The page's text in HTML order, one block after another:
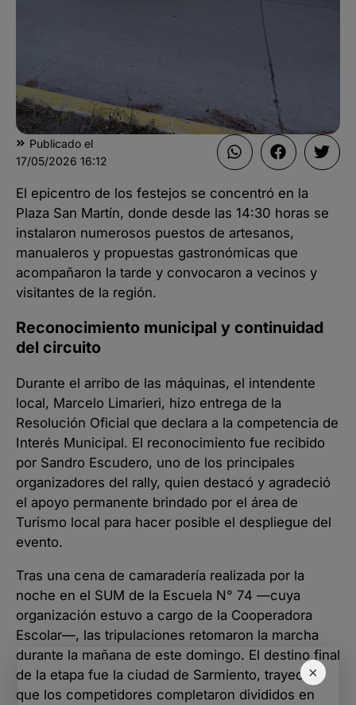
×
Publicado el
17/05/2026 16:12
El epicentro de los festejos se concentró en la
Plaza San Martín, donde desde las 14:30 horas se
instalaron numerosos puestos de artesanos,
manualeros y propuestas gastronómicas que
acompañaron la tarde y convocaron a vecinos y
visitantes de la región.
Reconocimiento municipal y continuidad
del circuito
Durante el arribo de las máquinas, el intendente
local, Marcelo Limarieri, hizo entrega de la
Resolución Oficial que declara a la competencia de
Interés Municipal. El reconocimiento fue recibido
por Sandro Escudero, uno de los principales
organizadores del rally, quien destacó y agradeció
el apoyo permanente brindado por el área de
Turismo local para hacer posible el despliegue del
evento.
Tras una cena de camaradería realizada por la
noche en el SUM de la Escuela N° 74 —cuya
organización estuvo a cargo de la Cooperadora
Escolar—, las tripulaciones retomaron la marcha
durante la mañana de este domingo. El destino final
de la etapa fue la ciudad de Sarmiento, trayecto
que los competidores completaron divididos en